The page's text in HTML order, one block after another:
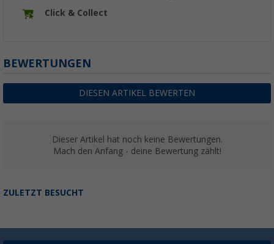
Click & Collect
BEWERTUNGEN
DIESEN ARTIKEL BEWERTEN
Dieser Artikel hat noch keine Bewertungen.
Mach den Anfang - deine Bewertung zählt!
ZULETZT BESUCHT